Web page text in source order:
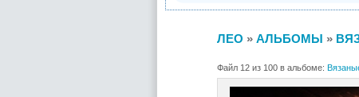
ЛЕО » АЛЬБОМЫ »
Файл 12 из 100 в альбоме: